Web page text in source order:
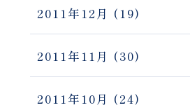
2011年12月 (19)
2011年11月 (30)
2011年10月 (24)